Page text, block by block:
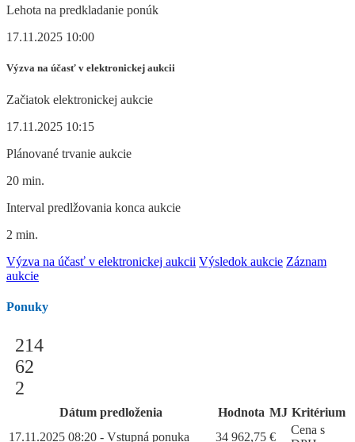
Lehota na predkladanie ponúk
17.11.2025 10:00
Výzva na účasť v elektronickej aukcii
Začiatok elektronickej aukcie
17.11.2025 10:15
Plánované trvanie aukcie
20 min.
Interval predlžovania konca aukcie
2 min.
Výzva na účasť v elektronickej aukcii Výsledok aukcie Záznam
aukcie
Ponuky
214
62
2
Dátum predloženia Hodnota MJ Kritérium
17.11.2025 08:20 - Vstupná ponuka
34 962,75 €
Cena s